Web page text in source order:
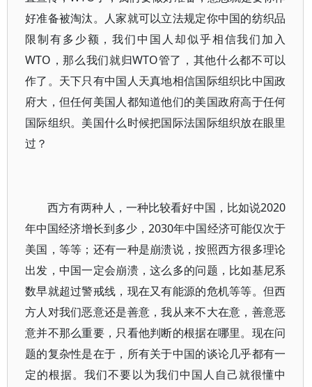
好准备被淘汰。人家就可以立法规定你中国的纺织品
限制有多少额，我们中国人却似乎相信我们加入
WTO，那么我们就归WTO管了，其他什么都不可以
作了。天下只有中国人天真地相信国际组织比中国政
府大，但任何美国人都知道他们的美国政府高于任何
国际组织。美国什么时候把国际法国际组织放在眼里
过？
西方有两种人，一种比较看好中国，比如说2020
年中国经济增长到多少，2030年中国经济可能仅次于
美国，等等；还有一种是崩溃说，按照西方很多理论
出发，中国一定会崩溃，这么多的问题，比如基尼系
数早就超过警戒线，现在又有能源的危机等等。但西
方人对我们恶意还是善意，我从来不大在意，善意恶
意并不那么重要，只看他判断的根据在哪里。现在问
题的复杂性是在于，所有关于中国的谈论几乎都有一
定的根据。我们不要以为我们中国人自己就很懂中